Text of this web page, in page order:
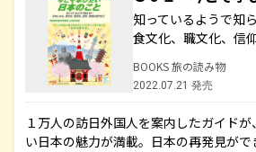
知っているようで知
食文化、職文化、信
BOOKS 旅の読み物
2022.07.21 発売
１万人の訪日外国人を案内したガイド
い日本の魅力が満載。日本の再発見がで